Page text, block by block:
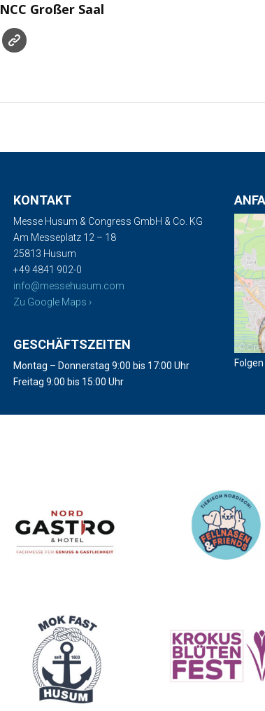
NCC Großer Saal
KONTAKT
Messe Husum & Congress GmbH & Co. KG
Am Messeplatz 12 – 18
25813 Husum
+49 4841 902-0
info@messehusum.com
Zu Google Maps ›
GESCHÄFTSZEITEN
Montag – Donnerstag 9:00 bis 17:00 Uhr
Freitag 9:00 bis 15:00 Uhr
©